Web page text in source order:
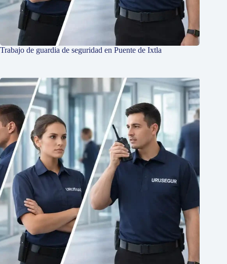
Trabajo de guardia de seguridad en Puente de Ixtla